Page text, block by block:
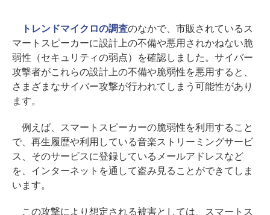
トレンドマイクロの調査のなかで、市販されているス
マートスピーカーに設計上の不備や悪用されかねない脆
弱性（セキュリティの弱点）を確認しました。サイバー
攻撃者がこれらの設計上の不備や脆弱性を悪用すると、
さまざまなサイバー攻撃が行われてしまう可能性があり
ます。
例えば、スマートスピーカーの脆弱性を利用すること
で、再生履歴や利用している音楽ストリーミングサービ
ス、そのサービスに登録しているメールアドレスなど
を、インターネットを通して盗み見ることができてしま
います。
この攻撃により想定される被害としては、スマートス